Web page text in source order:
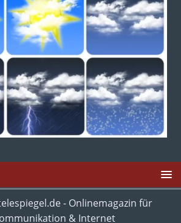
- Onlinemagazin für
& Internet